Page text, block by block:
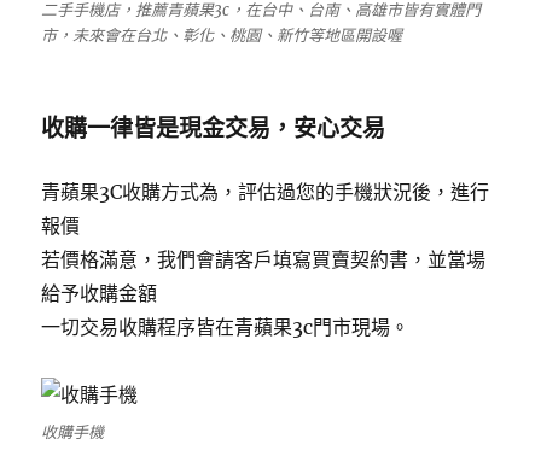
二手手機店，推薦青蘋果3c，在台中、台南、高雄市皆有實體門
市，未來會在台北、彰化、桃園、新竹等地區開設喔
收購一律皆是現金交易，安心交易
青蘋果3C收購方式為，評估過您的手機狀況後，進行
報價
若價格滿意，我們會請客戶填寫買賣契約書，並當場
給予收購金額
一切交易收購程序皆在青蘋果3c門市現場。
收購手機